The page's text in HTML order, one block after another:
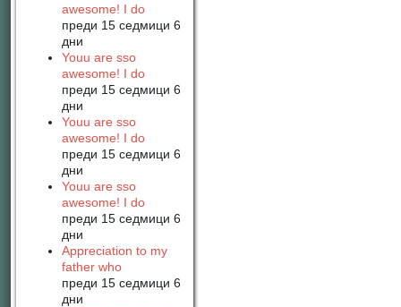
awesome! I do
преди 15 седмици 6
дни
Youu are sso
awesome! I do
преди 15 седмици 6
дни
Youu are sso
awesome! I do
преди 15 седмици 6
дни
Youu are sso
awesome! I do
преди 15 седмици 6
дни
Appreciation to my
father who
преди 15 седмици 6
дни